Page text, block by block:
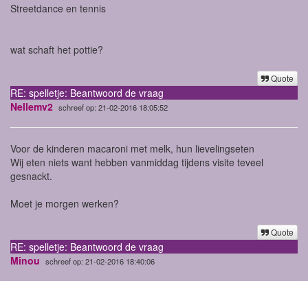
Streetdance en tennis
wat schaft het pottie?
Quote
RE: spelletje: Beantwoord de vraag
Nellemv2 schreef op: 21-02-2016 18:05:52
Voor de kinderen macaroni met melk, hun lievelingseten
Wij eten niets want hebben vanmiddag tijdens visite teveel
gesnackt.
Moet je morgen werken?
Quote
RE: spelletje: Beantwoord de vraag
Minou schreef op: 21-02-2016 18:40:06